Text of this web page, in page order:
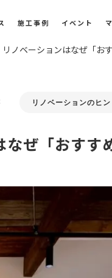
施工事例 イベント
リノベーションはなぜ「お
リノベーションのヒン
ぜ「おす